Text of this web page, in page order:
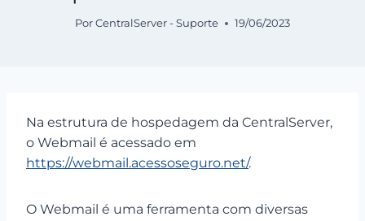
Por CentralServer - Suporte 19/06/2023
Na estrutura de hospedagem da CentralServer,
o Webmail é acessado em
https://webmail.acessoseguro.net/.
O Webmail é uma ferramenta com diversas